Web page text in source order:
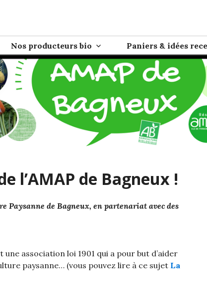
Nos producteurs bio Paniers & idées
l’AMAP de Bagneux !
Paysanne de Bagneux, en partenariat avec des
une association loi 1901 qui a pour but d’aider
paysanne… (vous pouvez lire à ce sujet La